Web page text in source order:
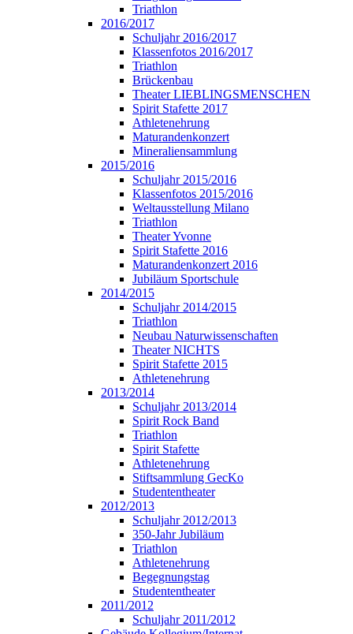
Triathlon
2016/2017
Schuljahr 2016/2017
Klassenfotos 2016/2017
Triathlon
Brückenbau
Theater LIEBLINGSMENSCHEN
Spirit Stafette 2017
Athletenehrung
Maturandenkonzert
Mineraliensammlung
2015/2016
Schuljahr 2015/2016
Klassenfotos 2015/2016
Weltausstellung Milano
Triathlon
Theater Yvonne
Spirit Stafette 2016
Maturandenkonzert 2016
Jubiläum Sportschule
2014/2015
Schuljahr 2014/2015
Triathlon
Neubau Naturwissenschaften
Theater NICHTS
Spirit Stafette 2015
Athletenehrung
2013/2014
Schuljahr 2013/2014
Spirit Rock Band
Triathlon
Spirit Stafette
Athletenehrung
Stiftsammlung GecKo
Studententheater
2012/2013
Schuljahr 2012/2013
350-Jahr Jubiläum
Triathlon
Athletenehrung
Begegnungstag
Studententheater
2011/2012
Schuljahr 2011/2012